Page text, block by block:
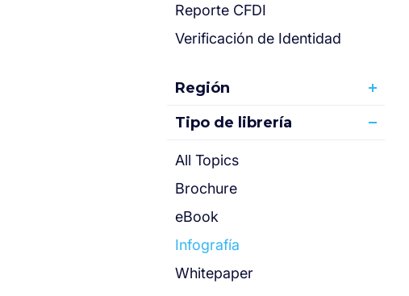
Reporte CFDI
Verificación de Identidad
Región
Tipo de librería
All Topics
Brochure
eBook
Infografía
Whitepaper